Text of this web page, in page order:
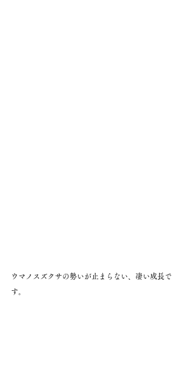
ウマノスズクサの勢いが止まらない、凄い成長で
す。